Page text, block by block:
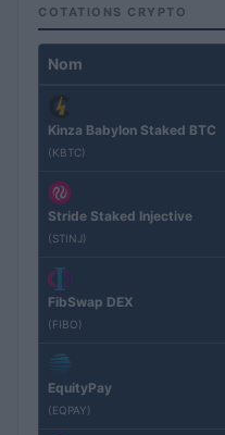
COTATIONS CRYPTO
Nom
Kinza Babylon Staked BTC
(KBTC)
Stride Staked Injective
(STINJ)
FibSwap DEX
(FIBO)
EquityPay
(EQPAY)